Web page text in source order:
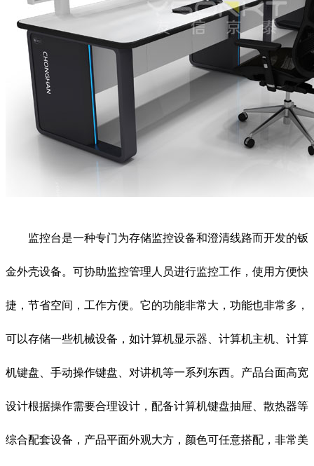
监控台是一种专门为存储监控设备和澄清线路而开发的钣
金外壳设备。可协助监控管理人员进行监控工作，使用方便快
捷，节省空间，工作方便。它的功能非常大，功能也非常多，
可以存储一些机械设备，如计算机显示器、计算机主机、计算
机键盘、手动操作键盘、对讲机等一系列东西。产品台面高宽
设计根据操作需要合理设计，配备计算机键盘抽屉、散热器等
综合配套设备，产品平面外观大方，颜色可任意搭配，非常美